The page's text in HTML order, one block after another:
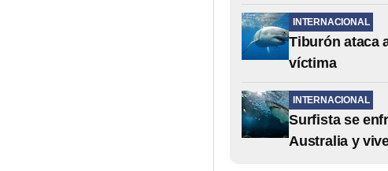
INTERNACIONAL
Tiburón ataca
víctima
INTERNACIONAL
Surfista se
Australia y